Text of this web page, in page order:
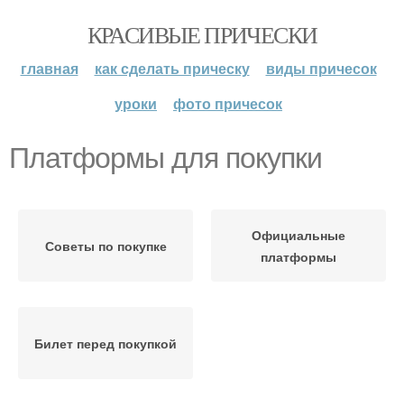
КРАСИВЫЕ ПРИЧЕСКИ
главная как сделать прическу
виды причесок
уроки
фото причесок
Платформы для покупки
Советы по покупке
Официальные
платформы
Билет перед покупкой